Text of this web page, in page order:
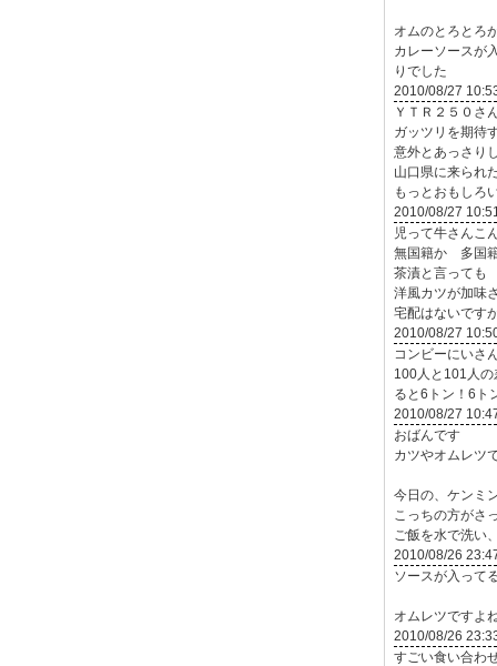
オムのとろとろ
カレーソースが
りでした
2010/08/27
ＹＴＲ２５０
ガッツリを期待
意外とあっさり
山口県に来られ
もっとおもしろ
2010/08/27
児って牛さんこ
無国籍か 多国
茶漬と言っても
洋風カツが加味
宅配はないです
2010/08/27
コンビーにいさ
100人と101人
ると6トン！6ト
2010/08/27
おばんです
カツやオムレツ
今日の、ケンミ
こっちの方がさ
ご飯を水で洗い
2010/08/26
ソースが入って
オムレツですよ
2010/08/26
すごい食い合わ